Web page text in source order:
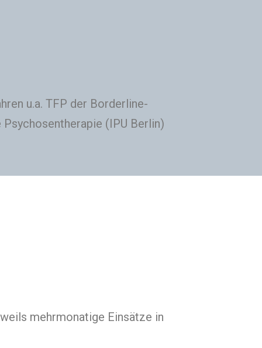
u.a. TFP der Borderline-
(IPU Berlin)
mehrmonatige Einsätze in